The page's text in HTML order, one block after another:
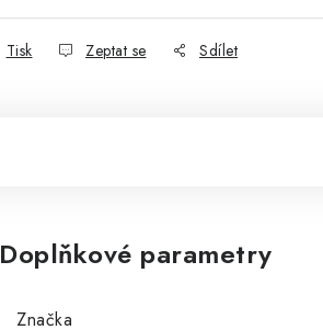
Tisk Zeptat se Sdílet
Doplňkové parametry
Značka